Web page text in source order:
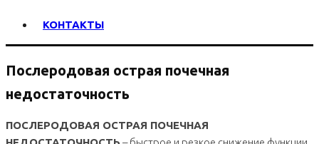
КОНТАКТЫ
Послеродовая острая почечная
недостаточность
ПОСЛЕРОДОВАЯ ОСТРАЯ ПОЧЕЧНАЯ